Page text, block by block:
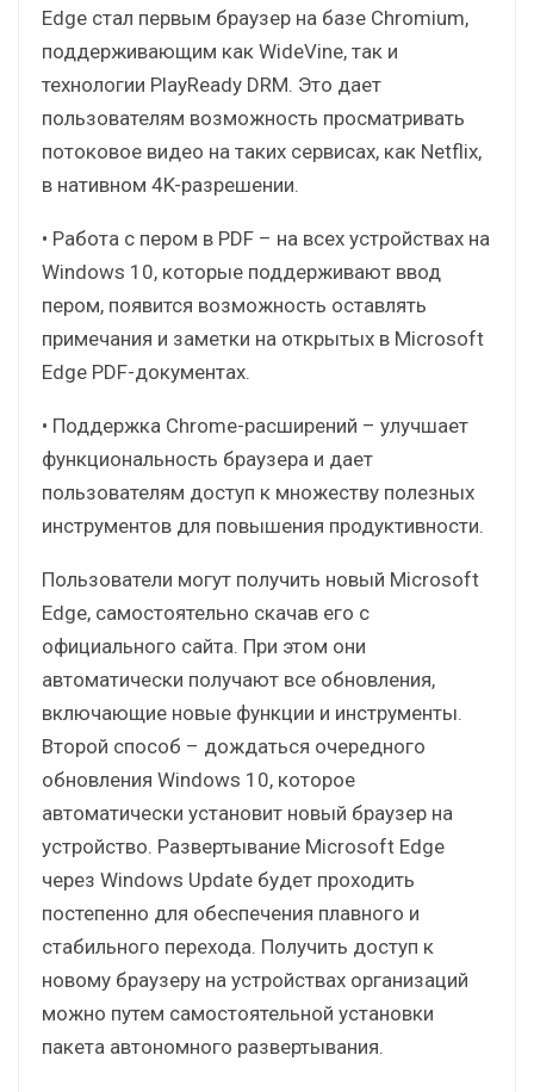
Edge стал первым браузер на базе Chromium,
поддерживающим как WideVine, так и
технологии PlayReady DRM. Это дает
пользователям возможность просматривать
потоковое видео на таких сервисах, как Netflix,
в нативном 4K-разрешении.
• Работа с пером в PDF – на всех устройствах на
Windows 10, которые поддерживают ввод
пером, появится возможность оставлять
примечания и заметки на открытых в Microsoft
Edge PDF-документах.
• Поддержка Chrome-расширений – улучшает
функциональность браузера и дает
пользователям доступ к множеству полезных
инструментов для повышения продуктивности.
Пользователи могут получить новый Microsoft
Edge, самостоятельно скачав его с
официального сайта. При этом они
автоматически получают все обновления,
включающие новые функции и инструменты.
Второй способ – дождаться очередного
обновления Windows 10, которое
автоматически установит новый браузер на
устройство. Развертывание Microsoft Edge
через Windows Update будет проходить
постепенно для обеспечения плавного и
стабильного перехода. Получить доступ к
новому браузеру на устройствах организаций
можно путем самостоятельной установки
пакета автономного развертывания.